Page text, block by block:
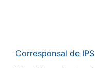
Corresponsal de IPS